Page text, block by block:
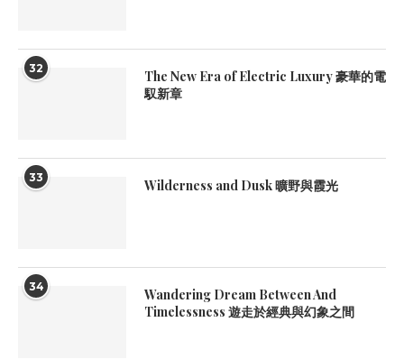
32
The New Era of Electric Luxury 豪華的電
馭新章
33 Wilderness and Dusk 曠野與霞光
34
Wandering Dream Between And
Timelessness 遊走於經典與幻象之間